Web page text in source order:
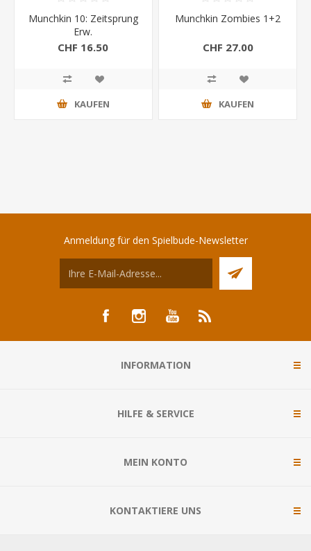
Munchkin 10: Zeitsprung
Erw.
CHF 16.50
KAUFEN
Munchkin Zombies 1+2
CHF 27.00
KAUFEN
Anmeldung für den Spielbude-Newsletter
INFORMATION
HILFE & SERVICE
MEIN KONTO
KONTAKTIERE UNS